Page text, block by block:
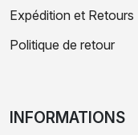
Expédition et Retours
Politique de retour
INFORMATIONS